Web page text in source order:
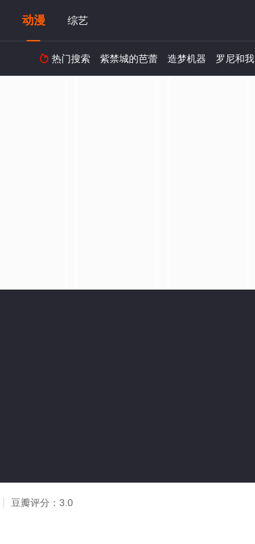
动漫 综艺
 热门搜索 紫禁城的芭蕾 造梦机器 罗尼和我
豆瓣评分： 3.0